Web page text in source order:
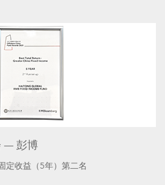
— 彭博
定收益（5年）第二名